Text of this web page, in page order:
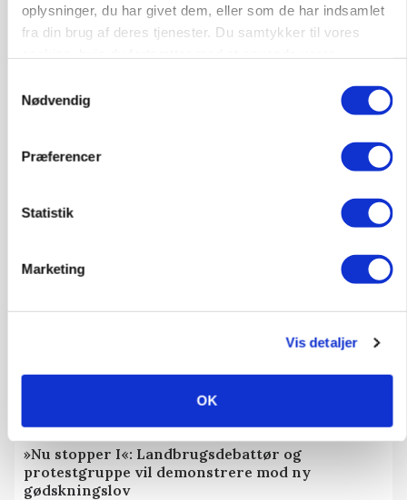
oplysninger, du har givet dem, eller som de har indsamlet
fra din brug af deres tjenester. Du samtykker til vores
Nødvendig
Præferencer
Statistik
Marketing
Vis detaljer
OK
Russisk mælkepris dykker 23 procent
Fra mark til mur: Byggeriet kan åbne nyt
»Nu stopper I«: Landbrugsdebattør og
protestgruppe vil demonstrere mod ny
gødskningslov